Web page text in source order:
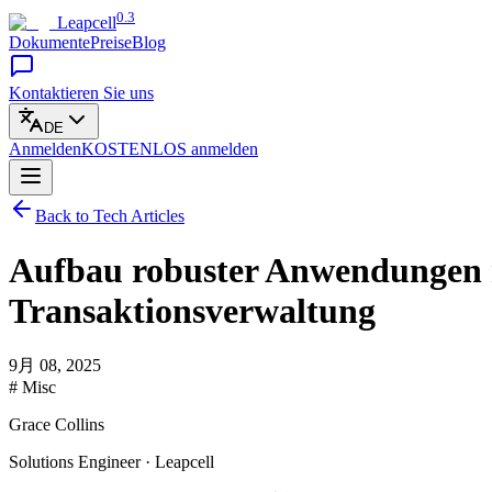
Leapcell0.3
DokumentePreiseBlog
Kontaktieren Sie uns
DE
AnmeldenKOSTENLOS anmelden
Back to Tech Articles
Aufbau robuster
Transaktionsverwaltung
9月 08, 2025
# Misc
Grace Collins
Solutions Engineer · Leapcell